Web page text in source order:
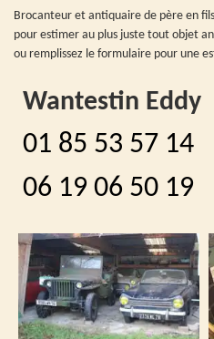
Brocanteur et antiquaire de père en
pour estimer au plus juste tout objet
ou remplissez le formulaire pour une
Wantestin Eddy
01 85 53 57 14
06 19 06 50 19